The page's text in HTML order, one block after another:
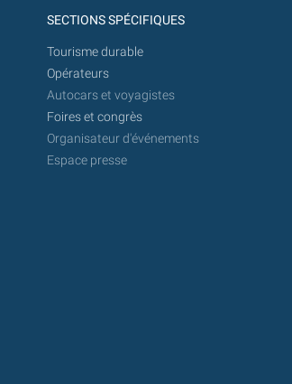
SECTIONS SPÉCIFIQUES
Tourisme durable
Opérateurs
Autocars et voyagistes
Foires et congrès
Organisateur d'événements
Espace presse